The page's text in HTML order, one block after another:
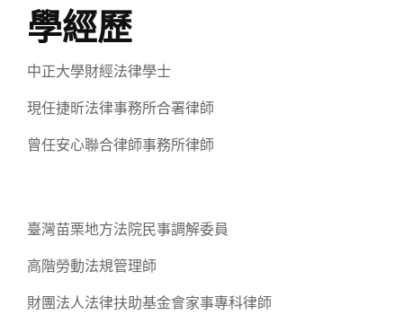
學經歷
中正大學財經法律學士
現任捷昕法律事務所合署律師
曾任安心聯合律師事務所律師
臺灣苗栗地方法院民事調解委員
高階勞動法規管理師
財團法人法律扶助基金會家事專科律師